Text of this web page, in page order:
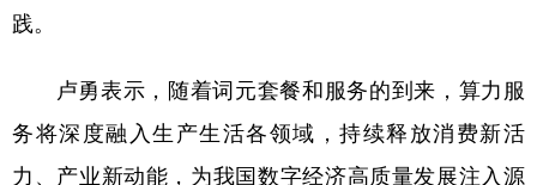
践。
卢勇表示，随着词元套餐和服务的到来，算力服
务将深度融入生产生活各领域，持续释放消费新活
力、产业新动能，为我国数字经济高质量发展注入源